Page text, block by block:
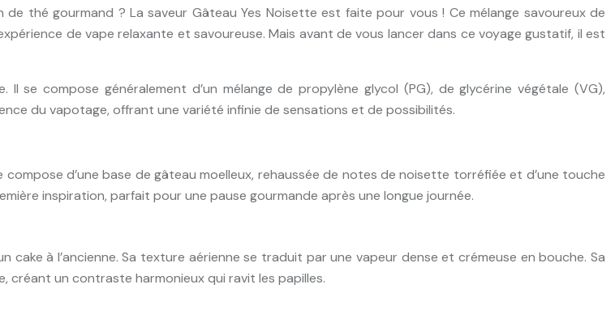
thé gourmand ? La saveur Gâteau Yes Noisette est faite pour vous ! Ce mélange savoureux de
de vape relaxante et savoureuse. Mais avant de vous lancer dans ce voyage gustatif, il est
se compose généralement d’un mélange de propylène glycol (PG), de glycérine végétale (VG),
du vapotage, offrant une variété infinie de sensations et de possibilités.
d’une base de gâteau moelleux, rehaussée de notes de noisette torréfiée et d’une touche
inspiration, parfait pour une pause gourmande après une longue journée.
à l’ancienne. Sa texture aérienne se traduit par une vapeur dense et crémeuse en bouche. Sa
créant un contraste harmonieux qui ravit les papilles.